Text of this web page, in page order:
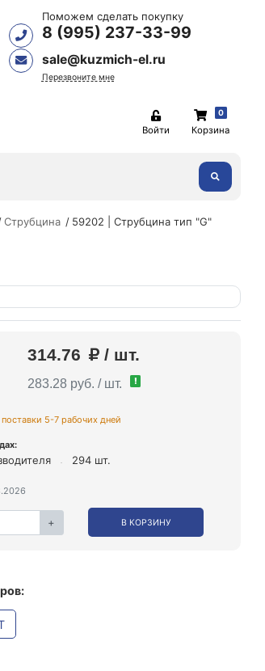
Поможем сделать покупку
8 (995) 237-33-99
sale@kuzmich-el.ru
Перезвоните мне
Войти
0
Корзина
Струбцина
59202 | Струбцина тип "G"
314.76 / шт.
283.28 руб. / шт. !
5-7 рабочих дней
294 шт.
+ В КОРЗИНУ